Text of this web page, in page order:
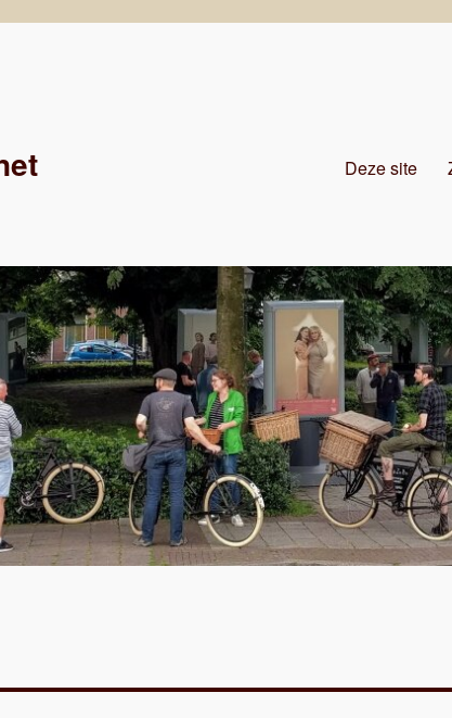
Deze site